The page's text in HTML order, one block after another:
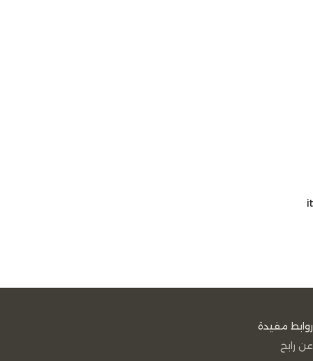
it
روابط مفيدة
عن رابح